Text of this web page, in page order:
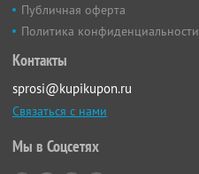
Публичная оферта
Политика конфиденциальности
Контакты
sprosi@kupikupon.ru
Связаться с нами
Мы в Соцсетях